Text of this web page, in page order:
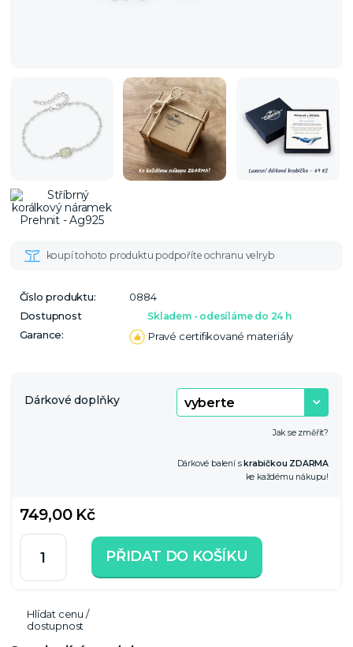
Číslo produktu:
0884
Dostupnost
Skladem - odesíláme do 24 h
Garance: Pravé certifikované materiály
Dárkové doplňky
Jak se změřit?
Dárkové balení s krabičkou ZDARMA
ke každému nákupu!
749,00 Kč
PŘIDAT DO KOŠÍKU
Hlídat cenu /
dostupnost